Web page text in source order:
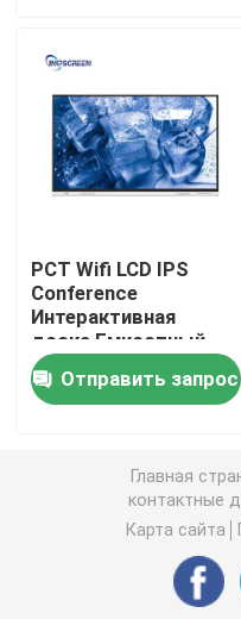
Все в одном
Whiteboard
взаимодействующая
Стена LCD видео-
Умный ПК OPS
PCT Wifi LCD IPS
Conference
Интерактивная
доска Емкостный
монитор с
сенсорным экраном
Отправить запрос
Главная
контактные
Карта сайта